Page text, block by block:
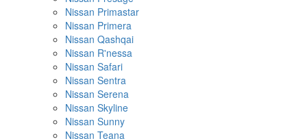
Nissan Primastar
Nissan Primera
Nissan Qashqai
Nissan R'nessa
Nissan Safari
Nissan Sentra
Nissan Serena
Nissan Skyline
Nissan Sunny
Nissan Teana